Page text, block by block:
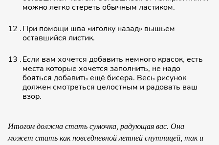
можно легко стереть обычным ластиком.
При помощи шва «иголку назад» вышьем
оставшийся листик.
Если вам хочется добавить немного красок, есть
места которые хочется заполнить, не надо
бояться добавить ещё бисера. Весь рисунок
должен смотреться целостным и радовать ваш
взор.
Итогом должна стать сумочка, радующая вас. Она
может стать как повседнев­ной летней спутницей, так и